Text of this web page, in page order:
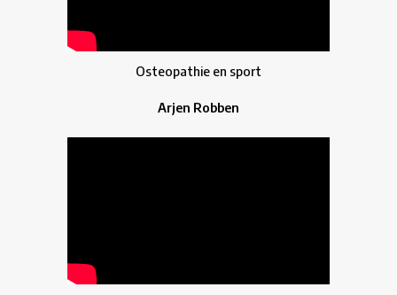
Osteopathie en sport
Arjen Robben